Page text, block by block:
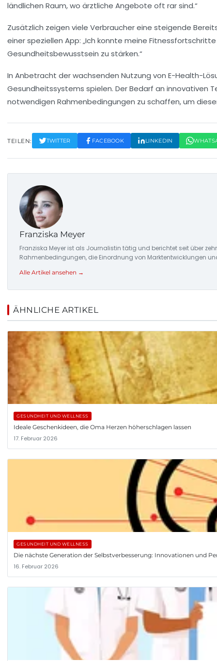
ländlichen Raum, wo ärztliche Angebote oft rar sind.“
Zusätzlich zeigen viele Verbraucher eine steigende
einer speziellen App: „Ich konnte meine Fitnessfortschritte
Gesundheitsbewusstsein zu stärken.“
In Anbetracht der wachsenden Nutzung von E-Health-
Gesundheitssystems spielen. Der Bedarf an innovativen
notwendigen Rahmenbedingungen zu schaffen, um
TEILEN: TWITTER FACEBOOK LINKEDIN
Franziska Meyer
Franziska Meyer ist als Journalistin tätig und berichtet seit über
Rahmenbedingungen, die Einordnung von Marktentwicklungen
Alle Artikel ansehen →
ÄHNLICHE ARTIKEL
GESUNDHEIT UND WELLNESS
Ideale Geschenkideen, die Oma Herzen höherschlagen lassen
17. Februar 2026
GESUNDHEIT UND WELLNESS
Die nächste Generation der Selbstverbesserung: Innovationen und
16. Februar 2026